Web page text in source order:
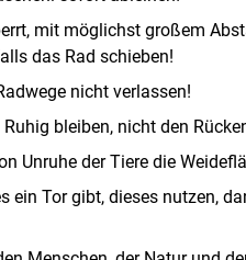
mit möglichst großem
das Rad schieben!
nicht verlassen!
bleiben, nicht den
Unruhe der Tiere die
ein Tor gibt, dieses nutzen,